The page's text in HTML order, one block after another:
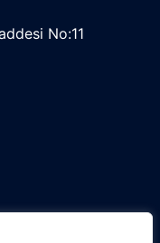
No:11